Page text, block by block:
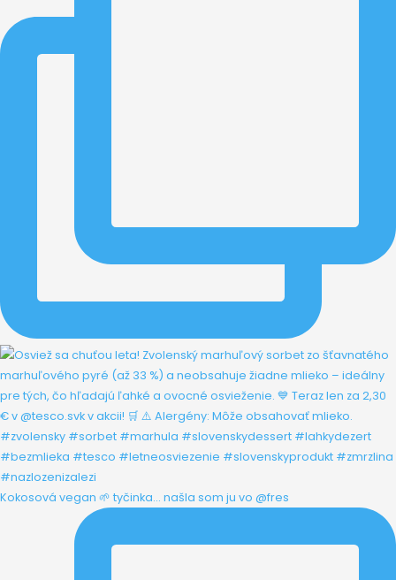
Kokosová vegan 🌱 tyčinka... našla som ju vo @fres